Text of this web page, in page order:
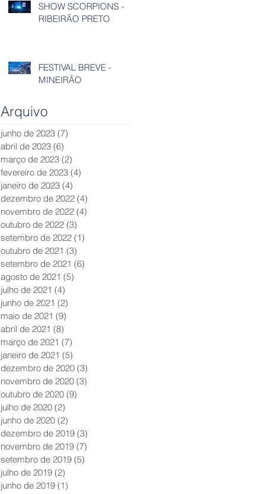
SHOW SCORPIONS -
RIBEIRÃO PRETO
FESTIVAL BREVE -
MINEIRÃO
Arquivo
junho de 2023 (7)
abril de 2023 (6)
março de 2023 (2)
fevereiro de 2023 (4)
janeiro de 2023 (4)
dezembro de 2022 (4)
novembro de 2022 (4)
outubro de 2022 (3)
setembro de 2022 (1)
outubro de 2021 (3)
setembro de 2021 (6)
agosto de 2021 (5)
julho de 2021 (4)
junho de 2021 (2)
maio de 2021 (9)
abril de 2021 (8)
março de 2021 (7)
janeiro de 2021 (5)
dezembro de 2020 (3)
novembro de 2020 (3)
outubro de 2020 (9)
julho de 2020 (2)
junho de 2020 (2)
dezembro de 2019 (3)
novembro de 2019 (7)
setembro de 2019 (5)
julho de 2019 (2)
junho de 2019 (1)